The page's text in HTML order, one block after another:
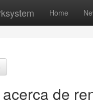
Home
de